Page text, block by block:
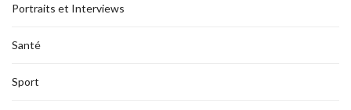
Portraits et Interviews
Santé
Sport